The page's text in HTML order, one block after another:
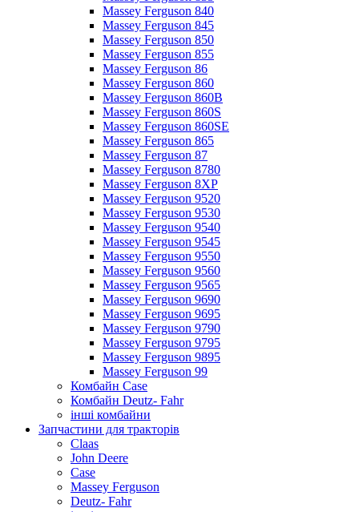
Massey Ferguson 840
Massey Ferguson 845
Massey Ferguson 850
Massey Ferguson 855
Massey Ferguson 86
Massey Ferguson 860
Massey Ferguson 860B
Massey Ferguson 860S
Massey Ferguson 860SE
Massey Ferguson 865
Massey Ferguson 87
Massey Ferguson 8780
Massey Ferguson 8XP
Massey Ferguson 9520
Massey Ferguson 9530
Massey Ferguson 9540
Massey Ferguson 9545
Massey Ferguson 9550
Massey Ferguson 9560
Massey Ferguson 9565
Massey Ferguson 9690
Massey Ferguson 9695
Massey Ferguson 9790
Massey Ferguson 9795
Massey Ferguson 9895
Massey Ferguson 99
Комбайн Case
Комбайн Deutz- Fahr
інші комбайни
Запчастини для тракторів
Claas
John Deere
Case
Massey Ferguson
Deutz- Fahr